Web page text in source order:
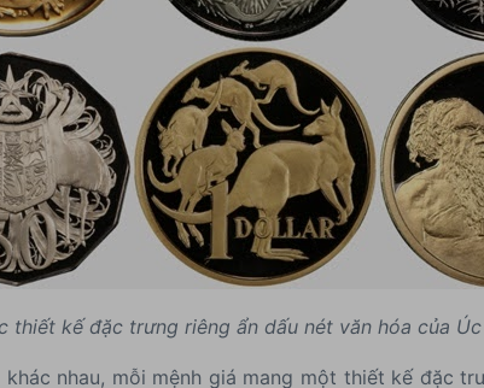
thiết kế đặc trưng riêng ẩn dấu nét văn hóa của Úc
nhau, mỗi mệnh giá mang một thiết kế đặc